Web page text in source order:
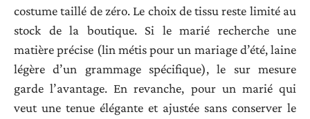
costume taillé de zéro. Le choix de tissu reste limité au
stock de la boutique. Si le marié recherche une
matière précise (lin métis pour un mariage d’été, laine
légère d’un grammage spécifique), le sur mesure
garde l’avantage. En revanche, pour un marié qui
veut une tenue élégante et ajustée sans conserver le